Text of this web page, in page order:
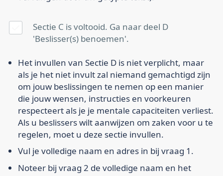
Sectie C is voltooid. Ga naar deel D
'Beslisser(s) benoemen'.
Het invullen van Sectie D is niet verplicht, maar
als je het niet invult zal niemand gemachtigd zijn
om jouw beslissingen te nemen op een manier
die jouw wensen, instructies en voorkeuren
respecteert als je je mentale capaciteiten verliest.
Als u beslissers wilt aanwijzen om zaken voor u te
regelen, moet u deze sectie invullen.
Vul je volledige naam en adres in bij vraag 1.
Noteer bij vraag 2 de volledige naam en het